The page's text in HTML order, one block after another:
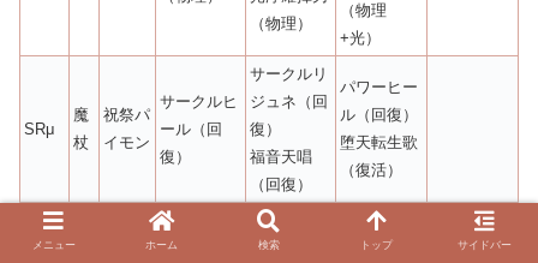
（物理）
（物理
+光）
SRμ
魔
杖
祝祭パ
イモン
サークルヒ
ール（回
復）
サークルリ
ジュネ（回
復）
福音天唱
（回復）
パワーヒー
ル（回復）
堕天転生歌
（復活）
魂斬キ シャドウリ
クロスリー
パー（物
デスサイズ
（物理
メニュー ホーム 検索 トップ サイドバー